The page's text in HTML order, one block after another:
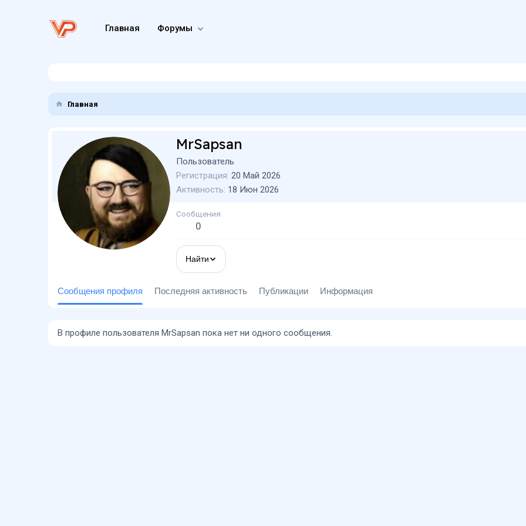
Главная Форумы
Главная
MrSapsan
Пользователь
Регистрация 20 Май 2026
Активность 18 Июн 2026
Сообщения
0
Найти
Сообщения профиля Последняя активность Публикации Информация
В профиле пользователя MrSapsan пока нет ни одного сообщения.